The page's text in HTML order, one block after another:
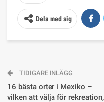
Dela med sig
TIDIGARE INLÄGG
16 bästa orter i Mexiko –
vilken att välja för rekreation,